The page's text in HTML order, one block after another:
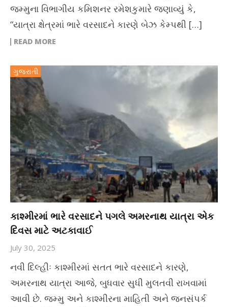
જમ્મુના વિભાગીય કમિશનર રમેશકુમારે જણાવ્યું કે,
“યાત્રા ક્ષેત્રમાં ભારે વરસાદને કારણે બેઝ કેમ્પથી […]
READ MORE
ગુજરાતી
કાશ્મીરમાં ભારે વરસાદને પગલે અમરનાથ યાત્રા એક
દિવસ માટે અટકાવાઈ
July 30, 2025
નવી દિલ્હીઃ કાશ્મીરમાં સતત ભારે વરસાદને કારણે,
અમરનાથ યાત્રા આજે, બુધવાર સુધી મુલતવી રાખવામાં
આવી છે. જમ્મુ અને કાશ્મીરના માહિતી અને જનસંપર્ક